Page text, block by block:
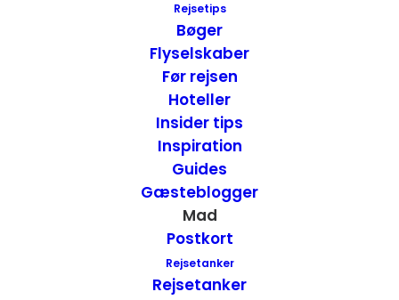
Rejsetips
Bøger
Flyselskaber
Før rejsen
Hoteller
Insider tips
Inspiration
Guides
Gæsteblogger
Mad
Postkort
Rejsetanker
Rejsetanker